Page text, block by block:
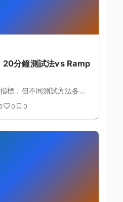
20分鐘測試法vs Ramp
標，但不同測試方法各有
種主流測試法，幫助你找
0 0